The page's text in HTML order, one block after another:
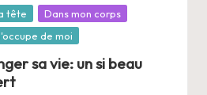
tête
Dans mon corps
de moi
sa vie: un si beau